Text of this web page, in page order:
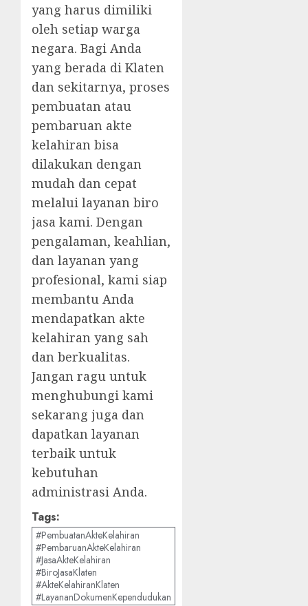
yang harus dimiliki
oleh setiap warga
negara. Bagi Anda
yang berada di Klaten
dan sekitarnya, proses
pembuatan atau
pembaruan akte
kelahiran bisa
dilakukan dengan
mudah dan cepat
melalui layanan biro
jasa kami. Dengan
pengalaman, keahlian,
dan layanan yang
profesional, kami siap
membantu Anda
mendapatkan akte
kelahiran yang sah
dan berkualitas.
Jangan ragu untuk
menghubungi kami
sekarang juga dan
dapatkan layanan
terbaik untuk
kebutuhan
administrasi Anda.
Tags:
#PembuatanAkteKelahiran
#PembaruanAkteKelahiran
#JasaAkteKelahiran
#BiroJasaKlaten
#AkteKelahiranKlaten
#LayananDokumenKependudukan